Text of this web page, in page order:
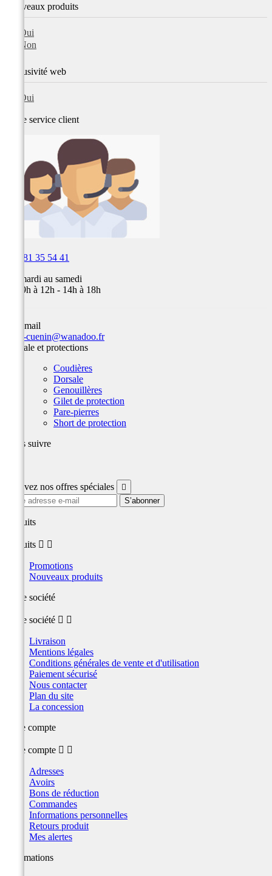
Nouveaux produits
Oui
Non
Exclusivité web
Oui
Notre service client
03 81 35 54 41
Du mardi au samedi
de 09h à 12h - 14h à 18h
Par email
team-cuenin@wanadoo.fr
Dorsale et protections
Coudières
Dorsale
Genouillères
Gilet de protection
Pare-pierres
Short de protection
Nous suivre
Recevez nos offres spéciales 
produits
produits  
Promotions
Nouveaux produits
Notre société
Notre société  
Livraison
Mentions légales
Conditions générales de vente et d'utilisation
Paiement sécurisé
Nous contacter
Plan du site
La concession
Votre compte
Votre compte  
Adresses
Avoirs
Bons de réduction
Commandes
Informations personnelles
Retours produit
Mes alertes
Informations